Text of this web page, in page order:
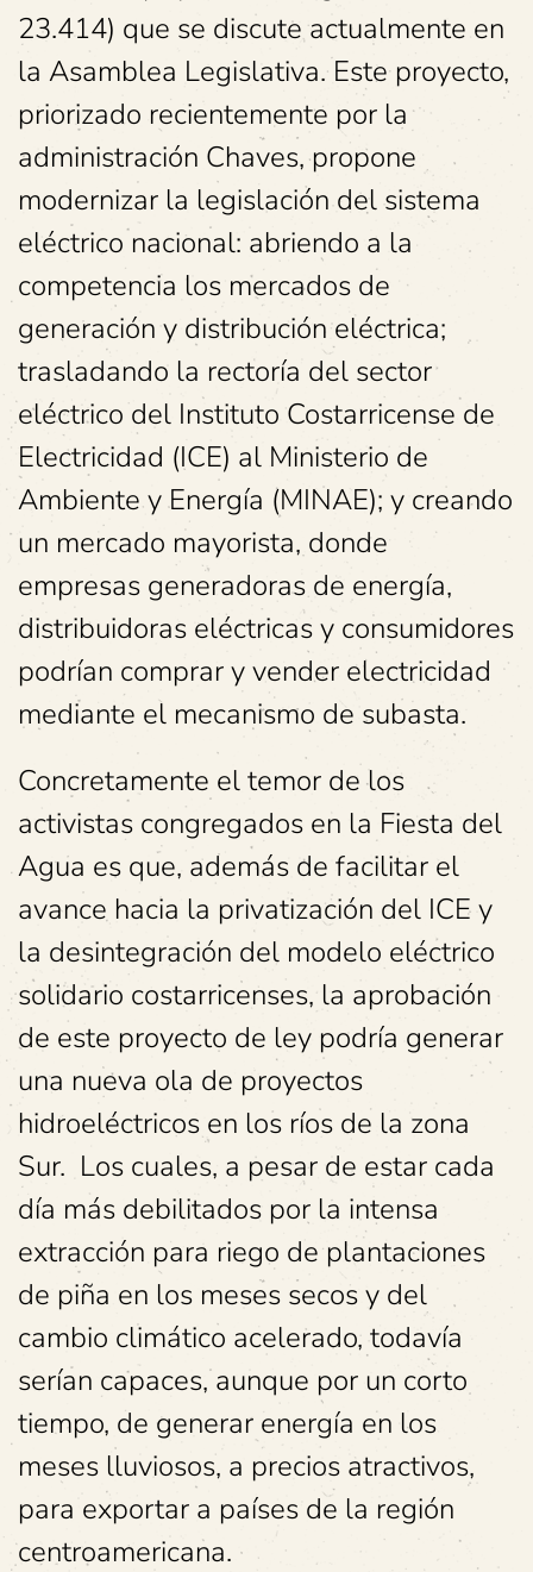
23.414) que se discute actualmente en
la Asamblea Legislativa. Este proyecto,
priorizado recientemente por la
administración Chaves, propone
modernizar la legislación del sistema
eléctrico nacional: abriendo a la
competencia los mercados de
generación y distribución eléctrica;
trasladando la rectoría del sector
eléctrico del Instituto Costarricense de
Electricidad (ICE) al Ministerio de
Ambiente y Energía (MINAE); y creando
un mercado mayorista, donde
empresas generadoras de energía,
distribuidoras eléctricas y consumidores
podrían comprar y vender electricidad
mediante el mecanismo de subasta.
Concretamente el temor de los
activistas congregados en la Fiesta del
Agua es que, además de facilitar el
avance hacia la privatización del ICE y
la desintegración del modelo eléctrico
solidario costarricenses, la aprobación
de este proyecto de ley podría generar
una nueva ola de proyectos
hidroeléctricos en los ríos de la zona
Sur. Los cuales, a pesar de estar cada
día más debilitados por la intensa
extracción para riego de plantaciones
de piña en los meses secos y del
cambio climático acelerado, todavía
serían capaces, aunque por un corto
tiempo, de generar energía en los
meses lluviosos, a precios atractivos,
para exportar a países de la región
centroamericana.